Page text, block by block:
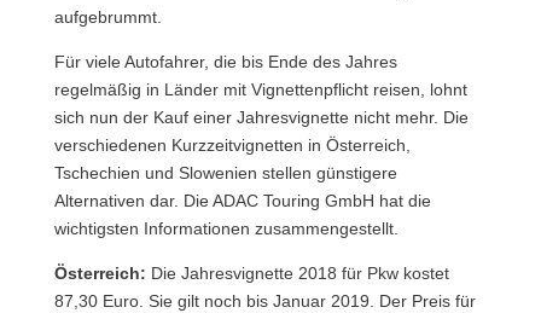
aufgebrummt.
Für viele Autofahrer, die bis Ende des Jahres
regelmäßig in Länder mit Vignettenpflicht reisen, lohnt
sich nun der Kauf einer Jahresvignette nicht mehr. Die
verschiedenen Kurzzeitvignetten in Österreich,
Tschechien und Slowenien stellen günstigere
Alternativen dar. Die ADAC Touring GmbH hat die
wichtigsten Informationen zusammengestellt.
Österreich: Die Jahresvignette 2018 für Pkw kostet
87,30 Euro. Sie gilt noch bis Januar 2019. Der Preis für